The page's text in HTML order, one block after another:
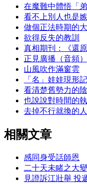
在魔難中體悟「
看不上別人也是
做個正法時期的
欲得反失的教訓
真相期刊：《還原
正見廣播（音頻
山風吹作滿窗雲
「名」娃娃現形
看清楚舊勢力的
也說說對時間的
去掉不行就換的
相關文章
感同身受話師恩
二十天未睹之大
見證訴江壯舉 投